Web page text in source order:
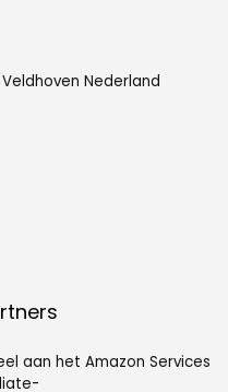
Nederland
aan het Amazon Services